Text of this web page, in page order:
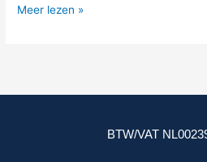
8V
Meer lezen »
BTW/VAT